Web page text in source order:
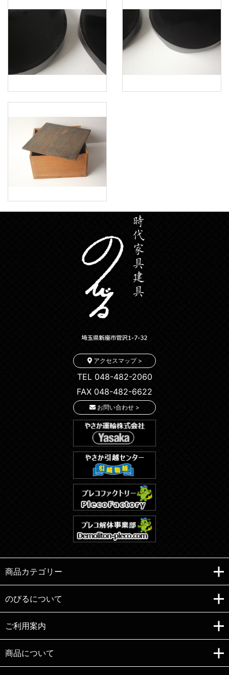
アクセスマップ >
TEL 048-482-2060
FAX 048-482-6622
お問い合わせ >
商品カテゴリー
のびるについて
ご利用案内
商品についてCopyright (C)e-nobiru All right reserved.